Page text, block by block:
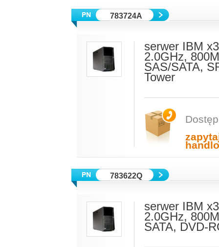
783724A
serwer IBM
2.0GHz,
SAS/SATA,
Tower
783622Q
serwer IBM
2.0GHz,
SATA, DVD-